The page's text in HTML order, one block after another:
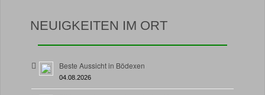
NEUIGKEITEN IM ORT
Beste Aussicht in Bödexen
04.08.2026